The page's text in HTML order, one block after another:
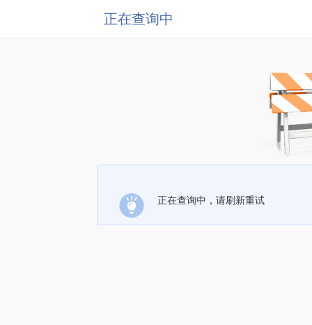
正在查询中
正在查询中，请刷新重试